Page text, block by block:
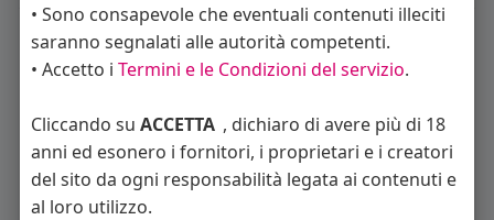
Angelica Cattaneo callmevittoria Elisa Esposito
• Sono consapevole che eventuali contenuti illeciti
saranno segnalati alle autorità competenti.
• Accetto i Termini e le Condizioni del servizio.
Cliccando su ACCETTA , dichiaro di avere più di 18
anni ed esonero i fornitori, i proprietari e i creatori
del sito da ogni responsabilità legata ai contenuti e
al loro utilizzo.